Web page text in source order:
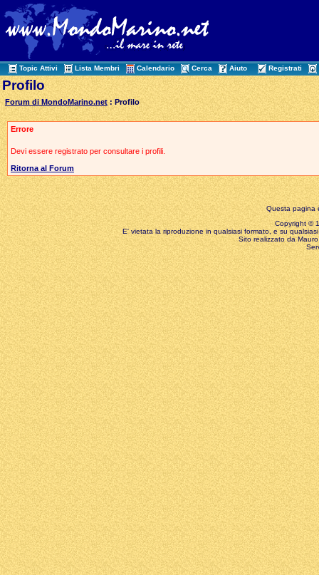
Topic Attivi Lista Membri Calendario Cerca Aiuto Registrati
Profilo
Forum di MondoMarino.net : Profilo
Errore
Devi essere registrato per consultare i profili.
Ritorna al Forum
Questa pagina
Copyright ©
E' vietata la riproduzione in qualsiasi formato, e su
Sito realizzato da